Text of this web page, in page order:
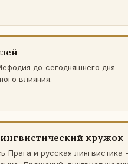
до се­го­дняш­не­го дня
вли­я­ния.
кружок
Прага и рус­ская